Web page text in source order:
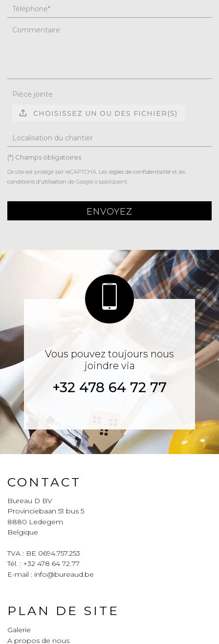
Téléphone*
Commentaire
Pièce jointe
CHOISISSEZ UN OU DES FICHIER(S)
Localisation du chantier
(*) Champs obligatoires
Ce site est protégé par reCAPTCHA. Les règles de confidentialité et les
conditions d'utilisation de Google s'appliquent.
ENVOYEZ
Vous pouvez toujours nous
joindre via
+32 478 64 72 77
CONTACT
Bureau D BV
Provinciebaan 51 bus 5
8880 Ledegem
Belgique
TVA : BE 0694.757.253
Tél. : +32 478 64 72 77
E-mail : info@bureaud.be
PLAN DE SITE
Galerie
A propos de nous